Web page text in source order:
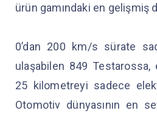
ürün gamındaki en gelişmiş
0’dan 200 km/s sürate
ulaşabilen 849 Testarossa,
25 kilometreyi sadece
Otomotiv dünyasının en